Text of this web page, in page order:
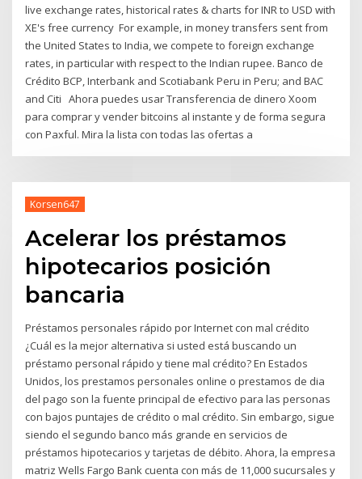
live exchange rates, historical rates & charts for INR to USD with
XE's free currency For example, in money transfers sent from
the United States to India, we compete to foreign exchange
rates, in particular with respect to the Indian rupee. Banco de
Crédito BCP, Interbank and Scotiabank Peru in Peru; and BAC
and Citi Ahora puedes usar Transferencia de dinero Xoom
para comprar y vender bitcoins al instante y de forma segura
con Paxful. Mira la lista con todas las ofertas a
Korsen647
Acelerar los préstamos
hipotecarios posición
bancaria
Préstamos personales rápido por Internet con mal crédito
¿Cuál es la mejor alternativa si usted está buscando un
préstamo personal rápido y tiene mal crédito? En Estados
Unidos, los prestamos personales online o prestamos de dia
del pago son la fuente principal de efectivo para las personas
con bajos puntajes de crédito o mal crédito. Sin embargo, sigue
siendo el segundo banco más grande en servicios de
préstamos hipotecarios y tarjetas de débito. Ahora, la empresa
matriz Wells Fargo Bank cuenta con más de 11,000 sucursales y